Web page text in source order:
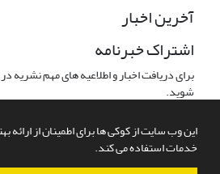
این وب سایت از کوکی ها برای اطمینان از ارائه
خدمات استفاده می کند.
آخرین اخبار
اشتراک خبرنامه
برای دریافت اخبار و اطلاعیه های مهم نشریه
شوید.